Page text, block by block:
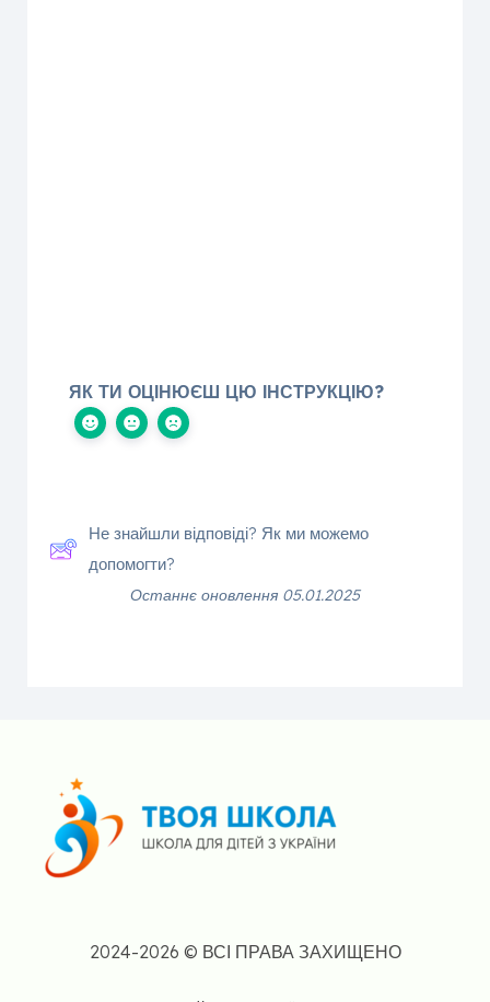
ЯК ТИ ОЦІНЮЄШ ЦЮ ІНСТРУКЦІЮ?
Не знайшли відповіді? Як ми можемо
допомогти?
Останнє оновлення 05.01.2025
2024-2026 © ВСІ ПРАВА ЗАХИЩЕНО